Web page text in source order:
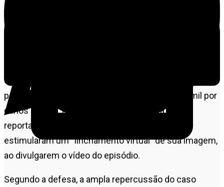
flagrado com a noiva de um fiel, em uma casa
paroquial de Nova Maringá (400 km a Médio-Norte de
O religioso pede a retirada de conteúdos publicados
pelas emissoras e uma indenização de R$ 300 mil por
danos morais. Na ação, o padre sustenta que as
reportagens exibidas pelas três emissoras
estimularam um “linchamento virtual” de sua imagem,
ao divulgarem o vídeo do episódio.
Segundo a defesa, a ampla repercussão do caso